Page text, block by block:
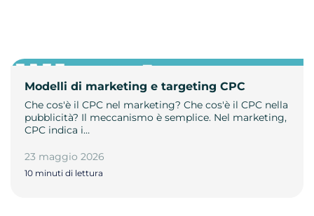
Modelli di marketing e targeting CPC
Che cos'è il CPC nel marketing? Che cos'è il CPC nella
pubblicità? Il meccanismo è semplice. Nel marketing,
CPC indica i…
23 maggio 2026
10 minuti di lettura